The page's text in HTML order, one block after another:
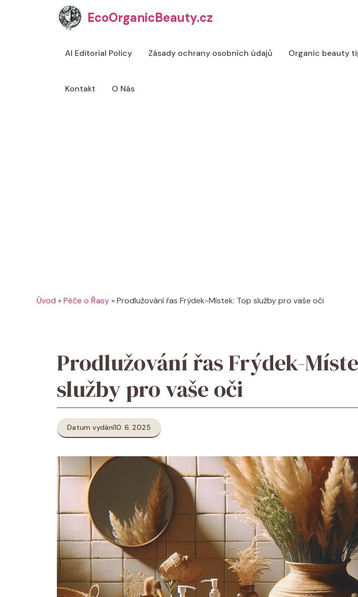
EcoOrganicBeauty.cz
AI Editorial Policy Zásady ochrany osobních údajů Organic beauty
Kontakt O Nás
Úvod »Péče o Řasy »Prodlužování řas Frýdek-Místek: Top služby pro vaše oči
Prodlužování řas Frýdek-
služby pro vaše oči
Datum vydání10. 6. 2025